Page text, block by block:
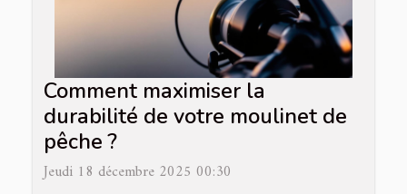
Comment maximiser la
durabilité de votre moulinet de
pêche ?
Jeudi 18 décembre 2025 00:30